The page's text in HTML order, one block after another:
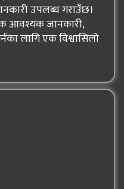
उपलब्ध गराउँछ।
आवश्यक जानकारी,
लागि एक विश्वासिलो